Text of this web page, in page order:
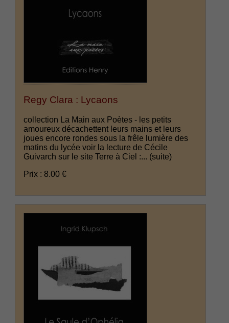
Regy Clara : Lycaons
collection La Main aux Poètes - les petits
amoureux décachettent leurs mains et leurs
joues encore rondes sous la frêle lumière des
matins du lycée voir la lecture de Cécile
Guivarch sur le site Terre à Ciel :... (suite)
Prix : 8.00 €